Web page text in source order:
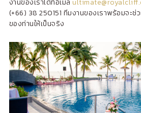
งานของเราได้ที่อีเมล
(+66) 38 250151 ทีมงานของเราพร้อมจะ
ของท่านให้เป็นจริง